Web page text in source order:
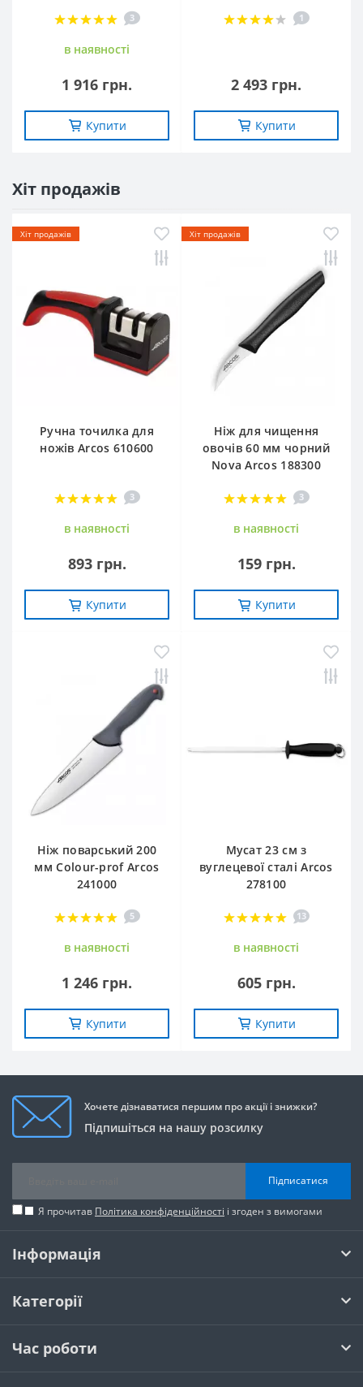
3
в наявностi
1 916 грн.
Купити
1
2 493 грн.
Купити
Хіт продажів
Хіт продажів
Ручна точилка для
ножів Arcos 610600
3
в наявностi
893 грн.
Купити
Хіт продажів
Ніж для чищення
овочів 60 мм чорний
Nova Arcos 188300
3
в наявностi
159 грн.
Купити
Ніж поварський 200
мм Сolour-prof Arcos
241000
5
в наявностi
1 246 грн.
Купити
Мусат 23 см з
вуглецевої сталі Arcos
278100
13
в наявностi
605 грн.
Купити
Хочете дізнаватися першим про акції і знижки?
Підпишіться на нашу розсилку
Підписатися
Я прочитав Політика конфіденційності і згоден з вимогами
Інформація
Категорії
Час роботи